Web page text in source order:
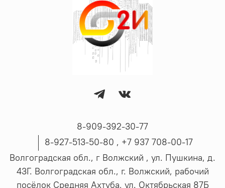
8-909-392-30-77
8-927-513-50-80 , ‪+7 937 708-00-17
Волгоградская обл., г Волжский , ул. Пушкина, д.
43Г. Волгоградская обл., г. Волжский, рабочий
посёлок Средняя Ахтуба, ул. Октябрьская 87Б